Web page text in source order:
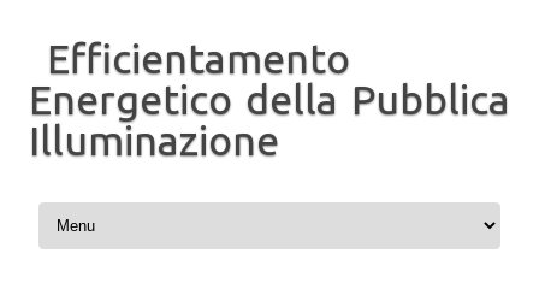
Efficientamento
Energetico della Pubblica
Illuminazione
Vai al contenuto